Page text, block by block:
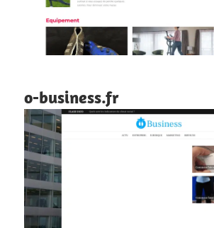
o-business.fr